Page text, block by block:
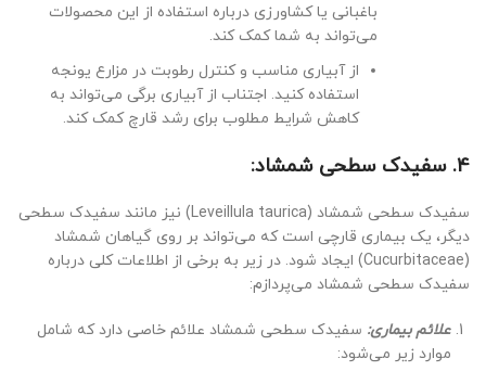
باغبانی یا کشاورزی درباره استفاده از این محصولات
می‌تواند به شما کمک کند.
از آبیاری مناسب و کنترل رطوبت در مزارع یونجه
استفاده کنید. اجتناب از آبیاری برگی می‌تواند به
کاهش شرایط مطلوب برای رشد قارچ کمک کند.
4. سفیدک سطحی شمشاد:
سفیدک سطحی شمشاد (Leveillula taurica) نیز مانند سفیدک سطحی
دیگر، یک بیماری قارچی است که می‌تواند بر روی گیاهان شمشاد
(Cucurbitaceae) ایجاد شود. در زیر به برخی از اطلاعات کلی درباره
سفیدک سطحی شمشاد می‌پردازم:
علائم بیماری: سفیدک سطحی شمشاد علائم خاصی دارد که شامل
موارد زیر می‌شود: